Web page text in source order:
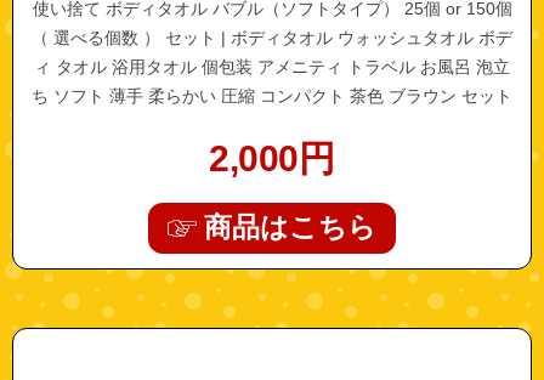
使い捨て ボディタオル バブル（ソフトタイプ） 25個 or 150個
（ 選べる個数 ） セット | ボディタオル ウォッシュタオル ボデ
ィ タオル 浴用タオル 個包装 アメニティ トラベル お風呂 泡立
ち ソフト 薄手 柔らかい 圧縮 コンパクト 茶色 ブラウン セット
2,000 円
商品はこちら
"16206003-100"